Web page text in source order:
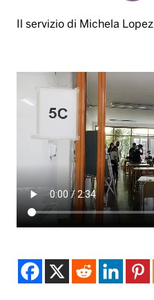
Il servizio di Michela Lopez